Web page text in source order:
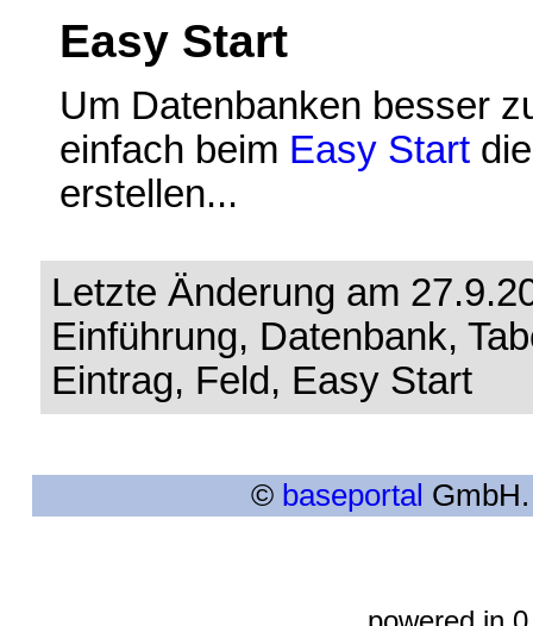
Easy Start
Um Datenbanken besser
einfach beim Easy Start
erstellen...
Letzte Änderung am
Einführung, Datenbank,
Eintrag, Feld, Easy Start
© baseportal